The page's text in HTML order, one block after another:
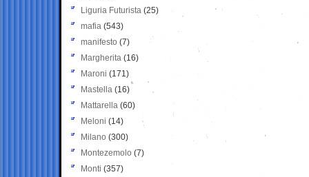
Liguria Futurista (25)
mafia (543)
manifesto (7)
Margherita (16)
Maroni (171)
Mastella (16)
Mattarella (60)
Meloni (14)
Milano (300)
Montezemolo (7)
Monti (357)